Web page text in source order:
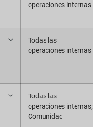
operaciones internas
Todas las
operaciones internas
Todas las
operaciones internas;
Comunidad